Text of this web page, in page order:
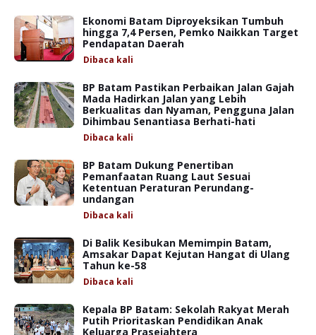
Ekonomi Batam Diproyeksikan Tumbuh
hingga 7,4 Persen, Pemko Naikkan Target
Pendapatan Daerah
Dibaca kali
BP Batam Pastikan Perbaikan Jalan Gajah
Mada Hadirkan Jalan yang Lebih
Berkualitas dan Nyaman, Pengguna Jalan
Dihimbau Senantiasa Berhati-hati
Dibaca kali
BP Batam Dukung Penertiban
Pemanfaatan Ruang Laut Sesuai
Ketentuan Peraturan Perundang-
undangan
Dibaca kali
Di Balik Kesibukan Memimpin Batam,
Amsakar Dapat Kejutan Hangat di Ulang
Tahun ke-58
Dibaca kali
Kepala BP Batam: Sekolah Rakyat Merah
Putih Prioritaskan Pendidikan Anak
Keluarga Prasejahtera